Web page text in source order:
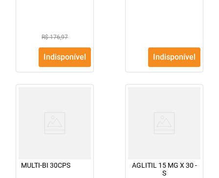
R$ 176,97
Indisponível Indisponível
MULTI-BI 30CPS
AGLITIL 15 MG X 30 -
S